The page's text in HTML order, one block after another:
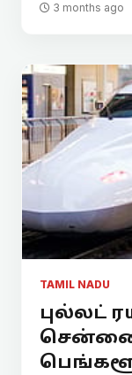
3 months ago
TAMIL NADU
புல்லட்